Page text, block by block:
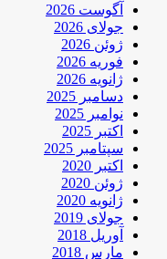
آگوست 2026
جولای 2026
ژوئن 2026
فوریه 2026
ژانویه 2026
دسامبر 2025
نوامبر 2025
اکتبر 2025
سپتامبر 2025
اکتبر 2020
ژوئن 2020
ژانویه 2020
جولای 2019
آوریل 2018
مارس 2018